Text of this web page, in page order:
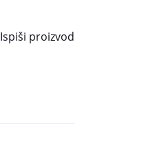
Ispiši proizvod